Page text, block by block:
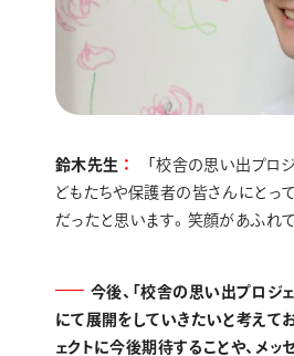
鈴木先生
「校舎の思い出プロ
どもたちや保護者の皆さんにとっ
だったと思います。笑顔があふれて
今後、「校舎の思い出プロジ
にて展開をしていきたいと考えて
ェクトに今後期待することや、メッ